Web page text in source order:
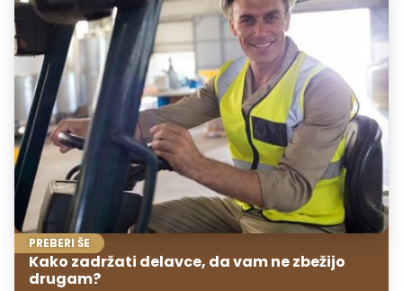
PREBERI ŠE
Kako zadržati delavce, da vam ne zbežijo
drugam?